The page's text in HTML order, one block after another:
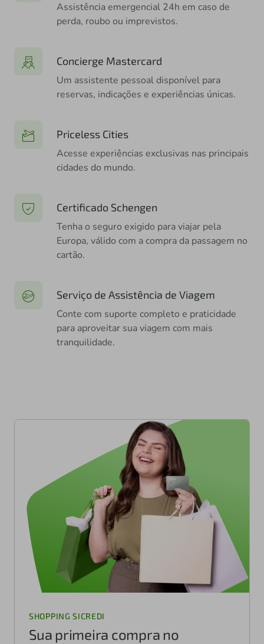
Assistência emergencial 24h em caso de
perda, roubo ou imprevistos.
Concierge Mastercard
Um assistente pessoal disponível para
reservas, indicações e experiências únicas.
Priceless Cities
Acesse experiências exclusivas nas principais
cidades do mundo.
Certificado Schengen
Tenha o seguro exigido para viajar pela
Europa, válido com a compra da passagem no
cartão.
Serviço de Assistência de Viagem
Conte com suporte completo e praticidade
para aproveitar sua viagem com mais
tranquilidade.
SHOPPING SICREDI
Sua primeira compra no